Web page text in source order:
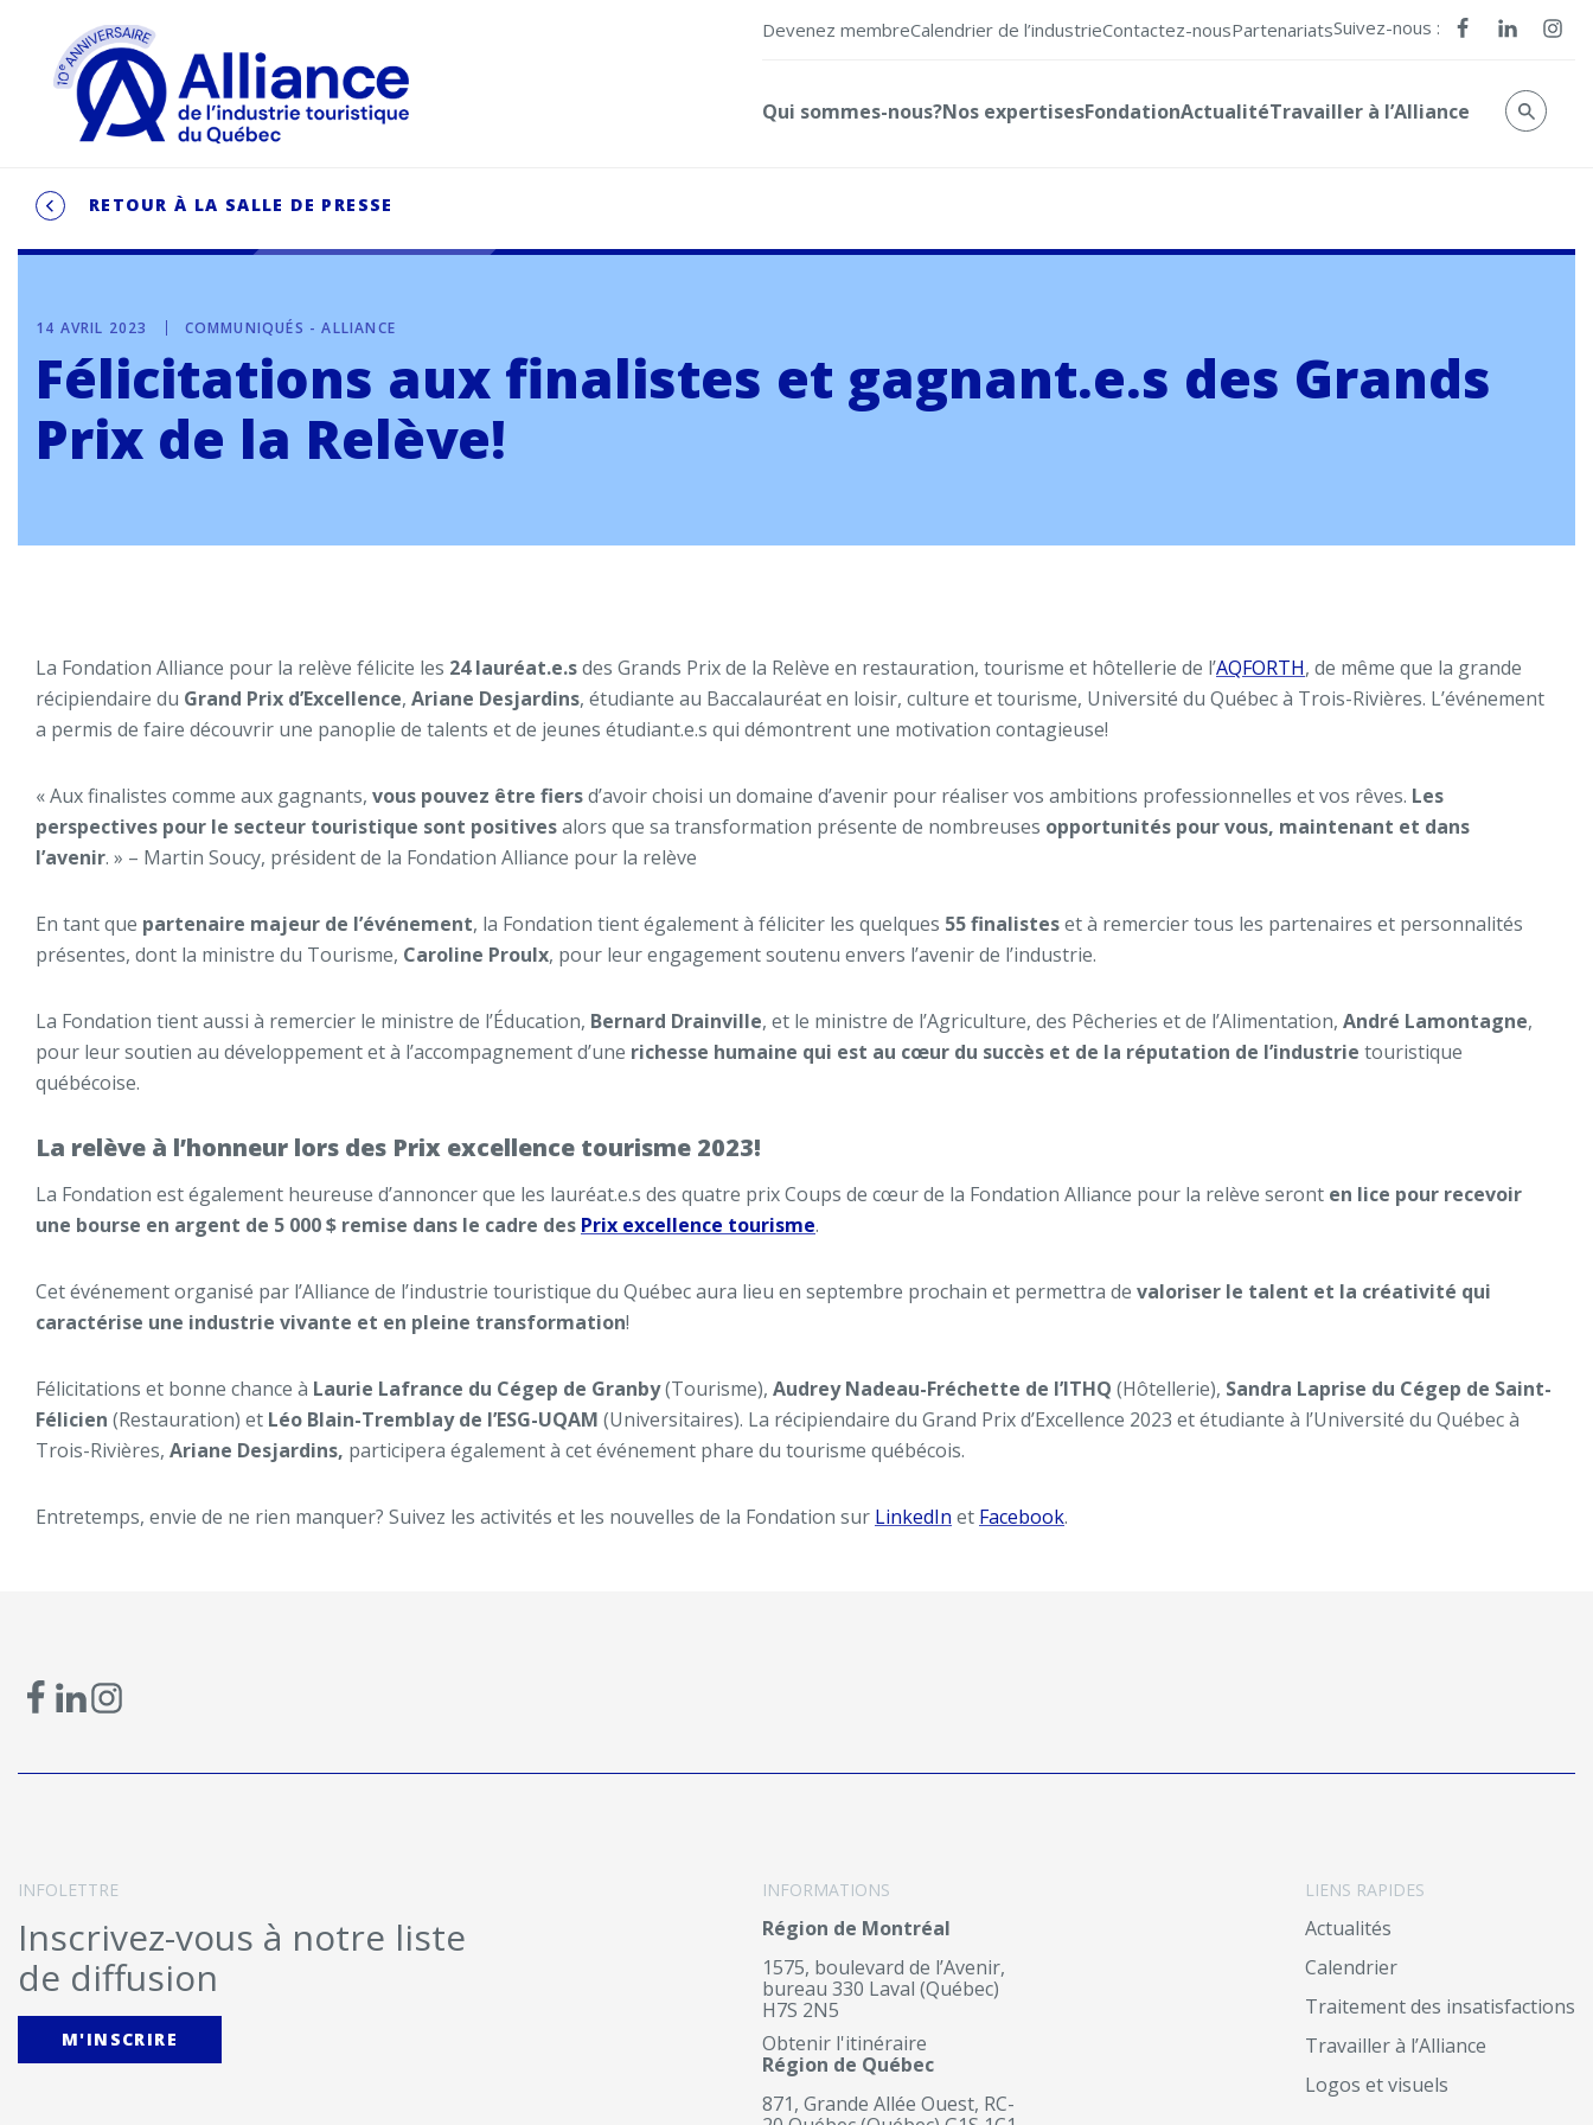
Devenez membreCalendrier de l’industrieContactez-nousPartenariatsSuivez-nous :
Qui sommes-nous?Nos expertisesFondationActualitéTravailler à l’Alliance
RETOUR À LA SALLE DE PRESSE
14 AVRIL 2023 COMMUNIQUÉS - ALLIANCE
Félicitations aux finalistes et gagnant.e.s des Grands
Prix de la Relève!
La Fondation Alliance pour la relève félicite les 24 lauréat.e.sdes Grands Prix de la Relève en restauration, tourisme et hôtellerie de l’AQFORTH, de même que la grande
récipiendaire du Grand Prix d’Excellence, Ariane Desjardins, étudiante au Baccalauréat en loisir, culture et tourisme, Université du Québec à Trois-Rivières. L’événement
a permis de faire découvrir une panoplie de talents et de jeunes étudiant.e.s qui démontrent une motivation contagieuse!
« Aux finalistes comme aux gagnants, vous pouvez être fiersd’avoir choisi un domaine d’avenir pour réaliser vos ambitions professionnelles et vos rêves. Les
perspectives pour le secteur touristique sont positivesalors que sa transformation présente de nombreuses opportunités pour vous, maintenant et dans
l’avenir. » – Martin Soucy, président de la Fondation Alliance pour la relève
En tant que partenaire majeur de l’événement, la Fondation tient également à féliciter les quelques 55 finalisteset à remercier tous les partenaires et personnalités
présentes, dont la ministre du Tourisme, Caroline Proulx, pour leur engagement soutenu envers l’avenir de l’industrie.
La Fondation tient aussi à remercier le ministre de l’Éducation, Bernard Drainville, et le ministre de l’Agriculture, des Pêcheries et de l’Alimentation, André Lamontagne,
pour leur soutien au développement et à l’accompagnement d’une richesse humaine qui est au cœur du succès et de la réputation de l’industrie touristique
québécoise.
La relève à l’honneur lors des Prix excellence tourisme 2023!
La Fondation est également heureuse d’annoncer que les lauréat.e.s des quatre prix Coups de cœur de la Fondation Alliance pour la relève seront en lice pour recevoir
une bourse en argent de 5 000 $ remise dans le cadre des Prix excellence tourisme.
Cet événement organisé par l’Alliance de l’industrie touristique du Québec aura lieu en septembre prochain et permettra de valoriser le talent et la créativité qui
caractérise une industrie vivante et en pleine transformation!
Félicitations et bonne chance à Laurie Lafrance du Cégep de Granby(Tourisme), Audrey Nadeau-Fréchette de l’ITHQ (Hôtellerie), Sandra Laprise du Cégep de Saint-
Félicien (Restauration) et Léo Blain-Tremblay de l’ESG-UQAM (Universitaires). La récipiendaire du Grand Prix d’Excellence 2023 et étudiante à l’Université du Québec à
Trois-Rivières, Ariane Desjardins, participera également à cet événement phare du tourisme québécois.
Entretemps, envie de ne rien manquer? Suivez les activités et les nouvelles de la Fondation sur LinkedIn et Facebook.
INFOLETTRE
Inscrivez-vous à notre liste
de diffusion
M'INSCRIRE
INFORMATIONS
Région de Montréal
1575, boulevard de l’Avenir,
bureau 330 Laval (Québec)
H7S 2N5
Obtenir l'itinéraire
Région de Québec
871, Grande Allée Ouest, RC-
LIENS RAPIDES
Actualités
Calendrier
Traitement des insatisfactions
Travailler à l’Alliance
Logos et visuels